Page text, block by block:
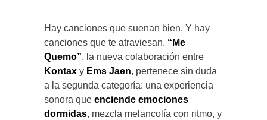
Hay canciones que suenan bien. Y hay
canciones que te atraviesan. “Me
Quemo”, la nueva colaboración entre
Kontax y Ems Jaen, pertenece sin duda
a la segunda categoría: una experiencia
sonora que enciende emociones
dormidas, mezcla melancolía con ritmo, y